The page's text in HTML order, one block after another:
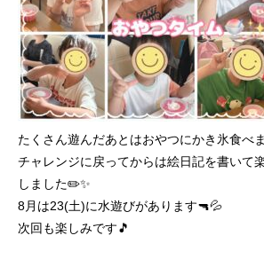
たくさん遊んだあとはおやつにかき氷食べ
チャレンジに戻ってからは絵日記を書いて
しました✏️✨
8月は23(土)に水遊びがあります🔫💦
次回も楽しみです🎵